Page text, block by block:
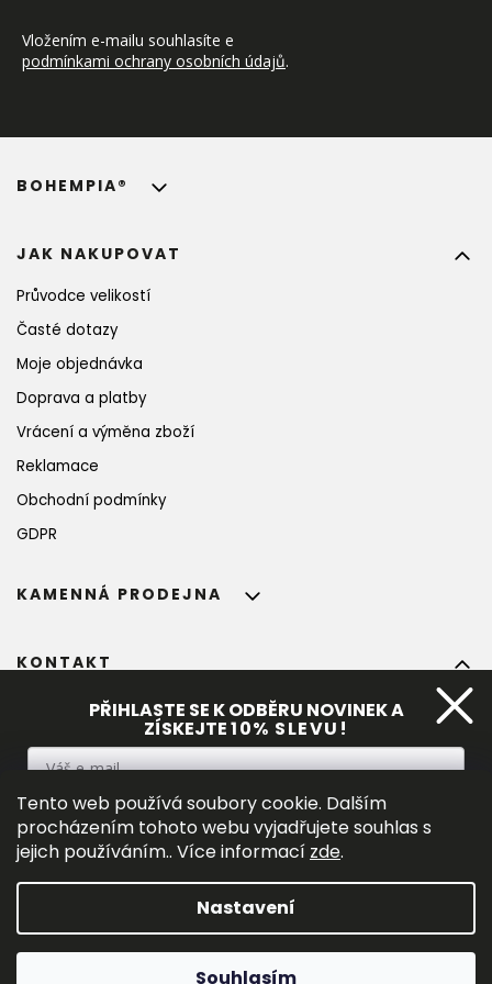
Tento web používá soubory cookie. Dalším
procházením tohoto webu vyjadřujete souhlas s
jejich používáním.. Více informací zde.
Nastavení
Souhlasím
Vložením e-mailu souhlasíte e
podmínkami ochrany osobních údajů.
JAK NAKUPOVAT
Průvodce velikostí
Časté dotazy
Moje objednávka
Doprava a platby
Vrácení a výměna zboží
Reklamace
Obchodní podmínky
GDPR
BOHEMPIA®
KONTAKT
bohempia.com
+420 773 475 559
KAMENNÁ PRODEJNA
Bohempia ® . Všechna práva vyhrazena.
PŘIHLASTE SE K ODBĚRU NOVINEK A
ZÍSKEJTE10% SLEVU!
PŘIHLÁSIT SE
Vložením e-mialu souhlasíte s podmínkami ochrany osobních